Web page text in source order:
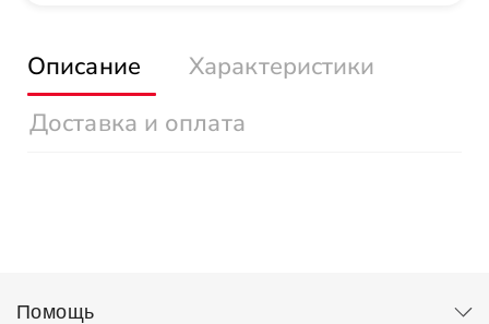
Описание
Характеристики
Доставка и оплата
Помощь